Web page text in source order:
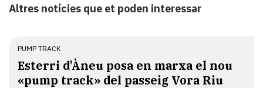
Altres notícies que et poden interessar
PUMP TRACK
Esterri d'Àneu posa en marxa el nou
«pump track» del passeig Vora Riu